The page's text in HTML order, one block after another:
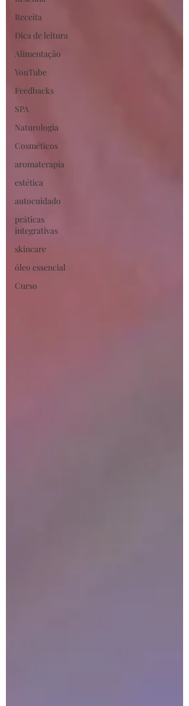
Receita
Dica de leitura
Alimentação
YouTube
Feedbacks
SPA
Naturologia
Cosméticos
aromaterapia
estética
autocuidado
práticas
integrativas
skincare
óleo essencial
Curso